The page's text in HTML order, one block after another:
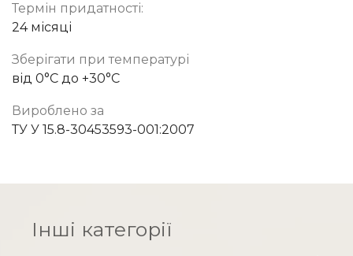
Термін придатності:
24 місяці
Зберігати при температурі
від 0°C до +30°C
Вироблено за
ТУ У 15.8-30453593-001:2007
Інші категорії